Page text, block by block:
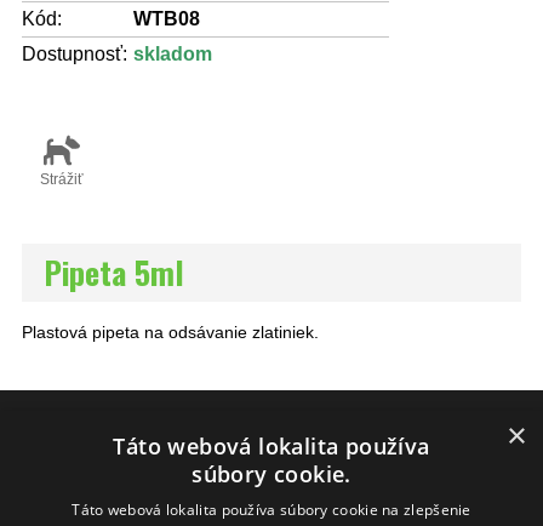
Kód:
WTB08
Dostupnosť: skladom
Strážiť
Pipeta 5ml
Plastová pipeta na odsávanie zlatiniek.
INFO
AKO NAKUPOVAŤ
DODANIE TOVARU
×
Táto webová lokalita používa
súbory cookie.
Táto webová lokalita používa súbory cookie na zlepšenie